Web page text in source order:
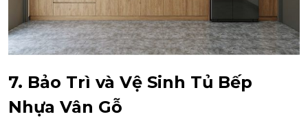
7. Bảo Trì và Vệ Sinh Tủ Bếp
Nhựa Vân Gỗ